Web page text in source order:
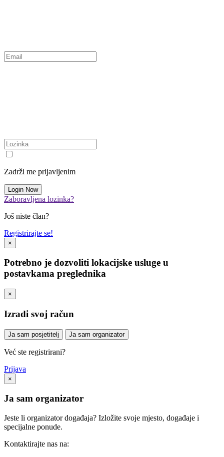
Zadrži me prijavljenim
Zaboravljena lozinka?
Još niste član?
Registrirajte se!
×
Potrebno je dozvoliti lokacijske usluge u
postavkama preglednika
×
Izradi svoj račun
Ja sam posjetitelj Ja sam organizator
Već ste registrirani?
Prijava
×
Ja sam organizator
Jeste li organizator događaja? Izložite svoje mjesto, događaje i
specijalne ponude.
Kontaktirajte nas na: